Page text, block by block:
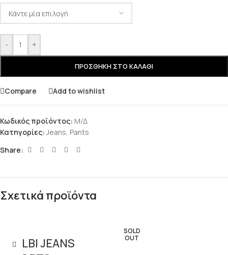
- +
ΠΡΟΣΘΉΚΗ ΣΤΟ ΚΑΛΆΘΙ
Compare Add to wishlist
Κωδικός προϊόντος: Μ/Δ
Κατηγορίες: Jeans, Pants
Share:
Σχετικά προϊόντα
COLBI JEANS
SOLD
OUT